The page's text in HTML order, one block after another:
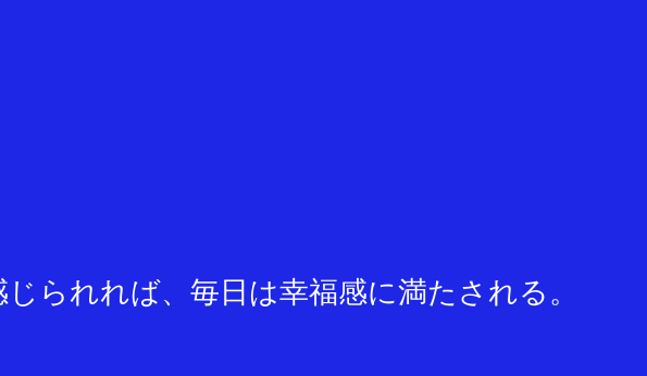
られれば、毎日は幸福感に満たされる。